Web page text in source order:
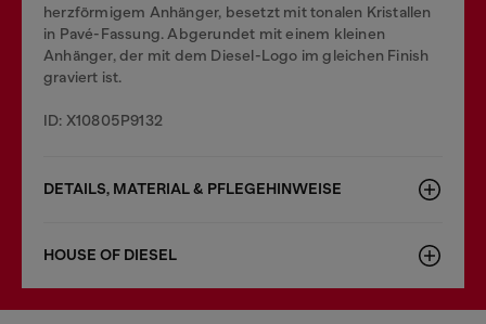
herzförmigem Anhänger, besetzt mit tonalen Kristallen
in Pavé-Fassung. Abgerundet mit einem kleinen
Anhänger, der mit dem Diesel-Logo im gleichen Finish
graviert ist.
ID: X10805P9132
DETAILS, MATERIAL & PFLEGEHINWEISE
HOUSE OF DIESEL